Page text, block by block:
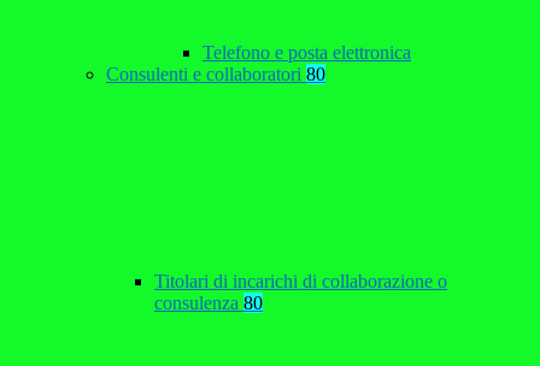
Telefono e posta elettronica
Consulenti e collaboratori 80
Titolari di incarichi di collaborazione o
consulenza 80